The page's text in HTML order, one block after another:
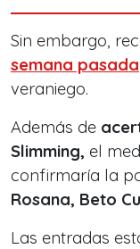
Sin embargo,
semana pasada
veraniego.
Además de
Slimming, el
confirmaría la
Rosana, Beto
Las entradas